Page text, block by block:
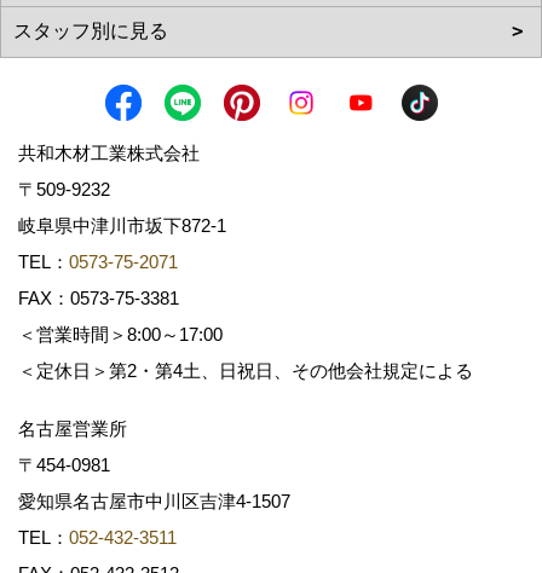
共和木材工業株式会社
〒509-9232
岐阜県中津川市坂下872‐1
TEL： 0573-75-2071
FAX：0573-75-3381
＜営業時間＞8:00～17:00
＜定休日＞第2・第4土、日祝日、その他会社規定による
名古屋営業所
〒454-0981
愛知県名古屋市中川区吉津4-1507
TEL： 052-432-3511